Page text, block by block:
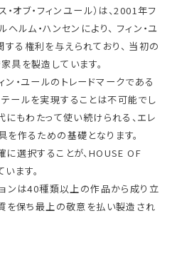
オブ・フィンユール）は、2001年フ
ルム・ハンセンにより、 フィン・ユ
る権利を与えられており、 当初の
具を製造しています。
・ユールのトレードマークである
ールを実現することは不可能でし
にもわたって使い続けられる、エレ
作るための基礎となります。
に選択することが、HOUSE OF
ます。
ョンは40種類以上の作品から成り立
を保ち最上の敬意を払い製造され